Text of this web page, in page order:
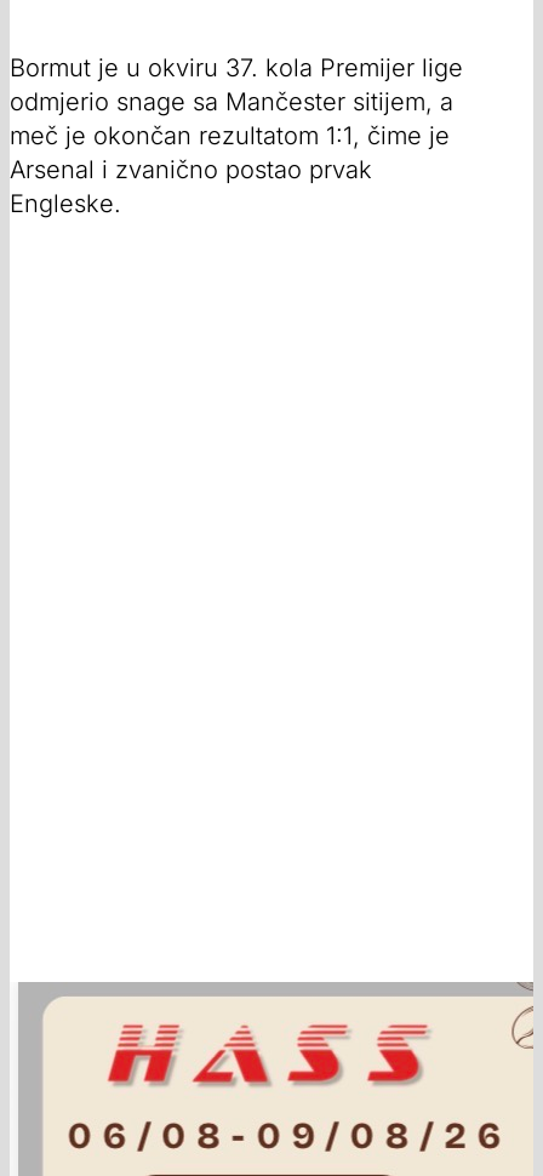
Bormut je u okviru 37. kola Premijer lige
odmjerio snage sa Mančester sitijem, a
meč je okončan rezultatom 1:1, čime je
Arsenal i zvanično postao prvak
Engleske.